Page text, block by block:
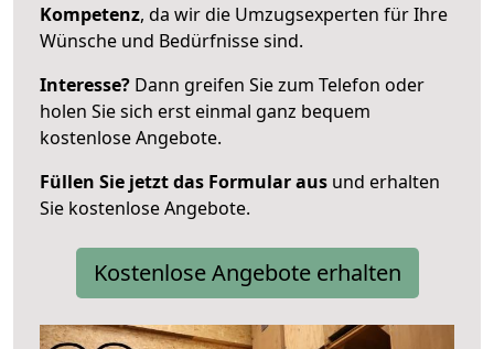
Kompetenz, da wir die Umzugsexperten für Ihre
Wünsche und Bedürfnisse sind.
Interesse? Dann greifen Sie zum Telefon oder
holen Sie sich erst einmal ganz bequem
kostenlose Angebote.
Füllen Sie jetzt das Formular aus und erhalten
Sie kostenlose Angebote.
Kostenlose Angebote erhalten